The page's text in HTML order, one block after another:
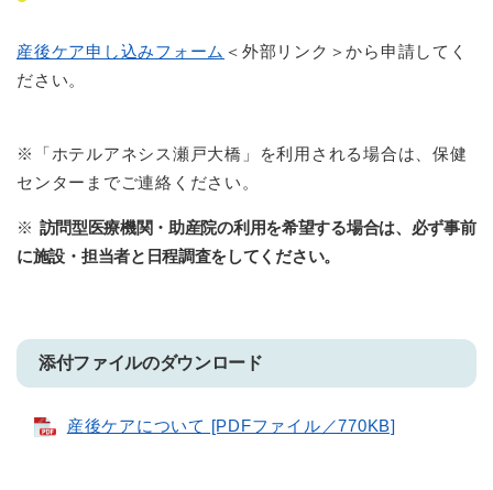
産後ケア申し込みフォーム ＜外部リンク＞から申請してく
ださい。
※「ホテルアネシス瀬戸大橋」を利用される場合は、保健
センターまでご連絡ください。
※ 訪問型医療機関・助産院の利用を希望する場合は、必ず事前
に施設・担当者と日程調査をしてください。
添付ファイルのダウンロード
産後ケアについて [PDFファイル／770KB]